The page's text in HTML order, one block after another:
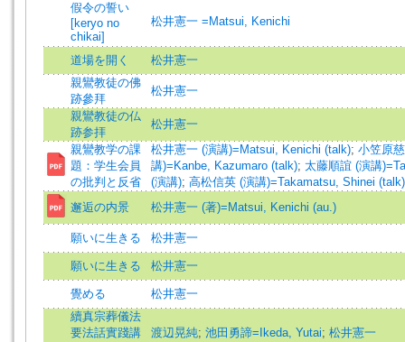
假令の誓い
[keryo no
chikai]
松井憲一 =Matsui, Kenichi
道場を開く
松井憲一
親鸞教徒の佛
跡參拜
松井憲一
親鸞教徒の仏
跡参拝
松井憲一
親鸞教学の課
題：学生会員
の批判と反省
松井憲一 (演講)=Matsui, Kenichi (talk); 小笠原
講)=Kanbe, Kazumaro (talk); 太藤順誼 (演講
(演講); 高松信英 (演講)=Takamatsu, Shinei (talk)
邂逅の内景
松井憲一 (著)=Matsui, Kenichi (au.)
願いに生きる 松井憲一
願いに生きる 松井憲一
覺める
松井憲一
續真宗葬儀法
要法話實踐講
渡辺晃純; 池田勇諦=Ikeda, Yutai; 松井憲一